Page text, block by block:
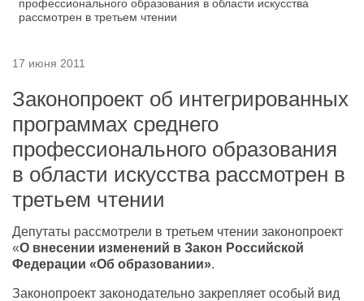
профессионального образования в области искусства
рассмотрен в третьем чтении
17 июня 2011
Законопроект об интегрированных
программах среднего
профессионального образования
в области искусства рассмотрен в
третьем чтении
Депутаты рассмотрели в третьем чтении законопроект
«О внесении изменений в Закон Российской
Федерации «Об образовании».
Законопроект законодательно закрепляет особый вид